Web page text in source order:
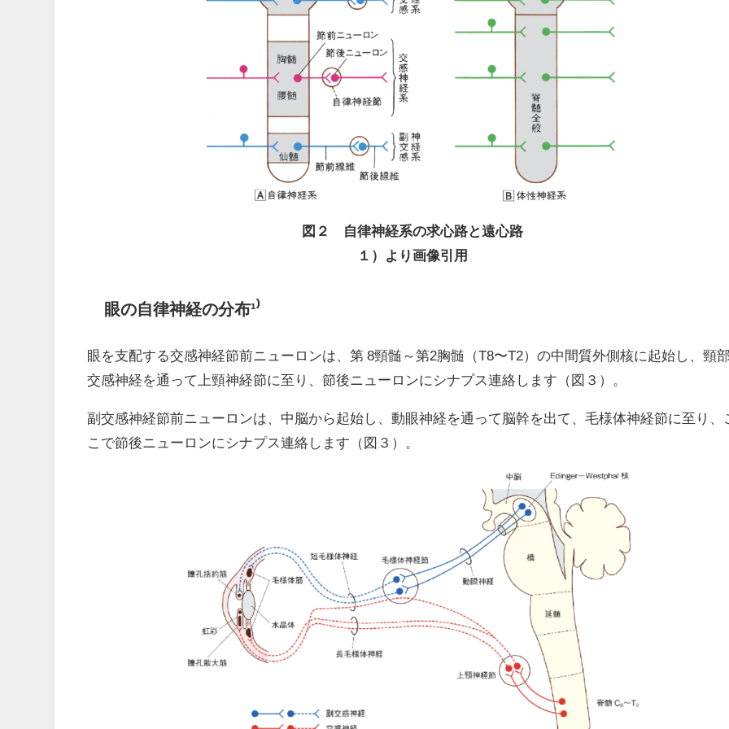
図２ 自律神経系の求心路と遠心路
１）より画像引用
眼の自律神経の分布¹⁾
眼を支配する交感神経節前ニューロンは、第 8頸髄～第2胸髄（T8〜T2）の中間質外側核に起始し、頸
交感神経を通って上頸神経節に至り、節後ニューロンにシナプス連絡します（図３）。
副交感神経節前ニューロンは、中脳から起始し、動眼神経を通って脳幹を出て、毛様体神経節に至り、
こで節後ニューロンにシナプス連絡します（図３）。